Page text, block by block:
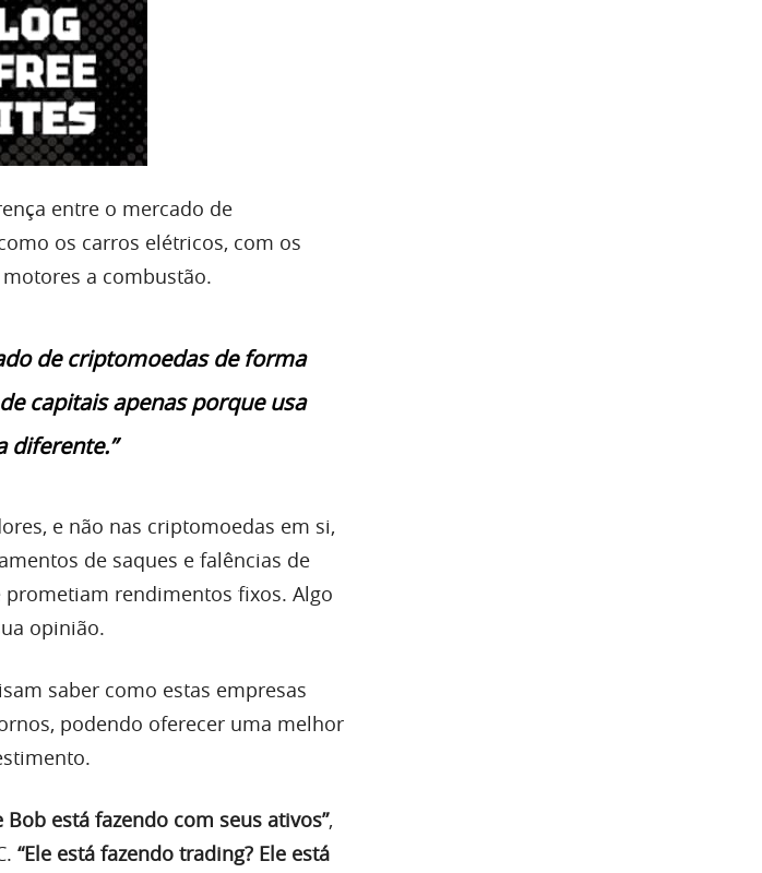
entre o mercado de
os carros elétricos, com os
a combustão.
de criptomoedas de forma
capitais apenas porque usa
diferente.”
e não nas criptomoedas em si,
de saques e falências de
rendimentos fixos. Algo
opinião.
saber como estas empresas
podendo oferecer uma melhor
está fazendo com seus ativos”,
“Ele está fazendo trading? Ele está